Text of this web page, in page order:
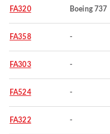
FA320 Boeing 737
FA358 -
FA303 -
FA524 -
FA322 -